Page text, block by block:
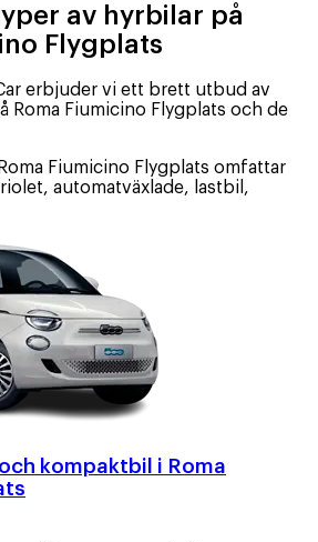
av hyrbilar på
Flygplats
erbjuder vi ett brett utbud av
Roma Fiumicino Flygplats och de
Fiumicino Flygplats omfattar
automatväxlade, lastbil,
kompaktbil i Roma